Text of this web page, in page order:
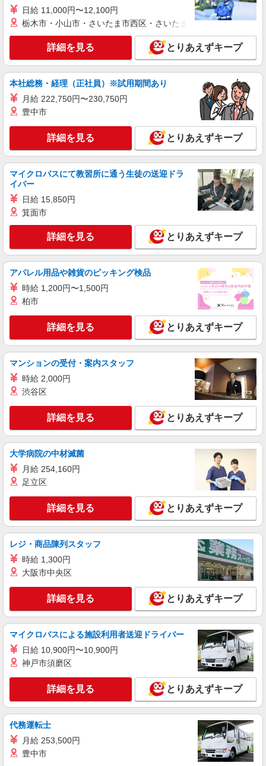
上
ライフ東馬込店 東京都大田区東馬込2-16-4
キープ 詳細を見る
アルバイト
ライフ西蒲田店（店舗コード894）
ライフ西蒲田店 東京都大田区西蒲田7-51-15
キープ 詳細を見る
アルバイト
ライフマチノマ大森店（店舗コード637）
時給1,235円
ライフマチノマ大森店 東京都大田区大森西3-1-
38
キープ 詳細を見る
ライフ京急蒲田駅前店（店舗コード622）
時給1,235円
ライフ京急蒲田駅前店 東京都大田区蒲田4-10-
詳細を見る
パート
ライフ西蒲田店（店舗コード894）
精肉
ライフ西蒲田店 東京都大田区西蒲田7-51-15
キープ 詳細を見る
アルバイト
ライフ鵜の木店（店舗コード627）
ライフ鵜の木店 東京都大田区鵜の木3-24-2
キープ 詳細を見る
日給 11,000円〜12,100円
栃木市・小山市・さいたま市西区・さいたま市岩槻区・久喜市・
詳細を見る とりあえずキープ
本社総務・経理（正社員）※試用期間あり
月給 222,750円〜230,750円
豊中市
詳細を見る とりあえずキープ
マイクロバスにて教習所に通う生徒の送迎ドラ
イバー
日給 15,850円
箕面市
詳細を見る とりあえずキープ
アパレル用品や雑貨のピッキング検品
時給 1,200円〜1,500円
柏市
詳細を見る とりあえずキープ
マンションの受付・案内スタッフ
時給 2,000円
渋谷区
詳細を見る とりあえずキープ
大学病院の中材滅菌
月給 254,160円
足立区
詳細を見る とりあえずキープ
レジ・商品陳列スタッフ
時給 1,300円
大阪市中央区
詳細を見る とりあえずキープ
マイクロバスによる施設利用者送迎ドライバー
日給 10,900円〜10,900円
神戸市須磨区
詳細を見る とりあえずキープ
代務運転士
月給 253,500円
豊中市